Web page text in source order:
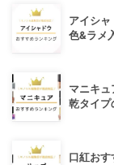
アイシ
色&ラメ
マニキ
乾タイプ
口紅お